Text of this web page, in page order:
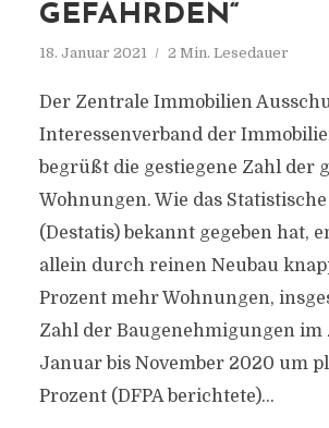
GEFÄHRDEN“
18. Januar 2021 2 Min. Lesedauer
Der Zentrale Immobilien
Interessenverband der
begrüßt die gestiegene Zahl der
Wohnungen. Wie das
(Destatis) bekannt gegeben hat,
allein durch reinen Neubau
Prozent mehr Wohnungen,
Zahl der Baugenehmigungen
Januar bis November 2020 um
Prozent (DFPA berichtete)...